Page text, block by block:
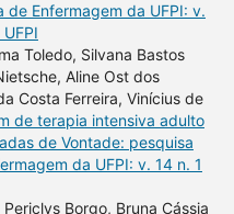
de Enfermagem da UFPI: v.
Toledo, Silvana Bastos
Aline Ost dos
Costa Ferreira, Vinícius de
de terapia intensiva adulto
de Vontade: pesquisa
da UFPI: v. 14 n. 1
Borgo, Bruna Cássia